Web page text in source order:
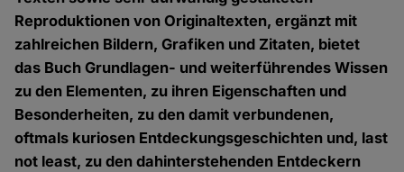
Reproduktionen von Originaltexten, ergänzt mit
zahlreichen Bildern, Grafiken und Zitaten, bietet
das Buch Grundlagen- und weiterführendes Wissen
zu den Elementen, zu ihren Eigenschaften und
Besonderheiten, zu den damit verbundenen,
oftmals kuriosen Entdeckungsgeschichten und, last
not least, zu den dahinterstehenden Entdeckern